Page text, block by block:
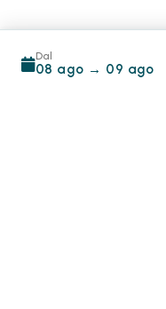
Dal
08 ago → 09 ago